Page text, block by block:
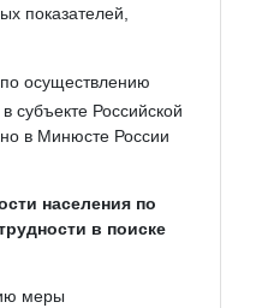
показателей,
осуществлению
Российской
в Минюсте России
населения по
в поиске
меры